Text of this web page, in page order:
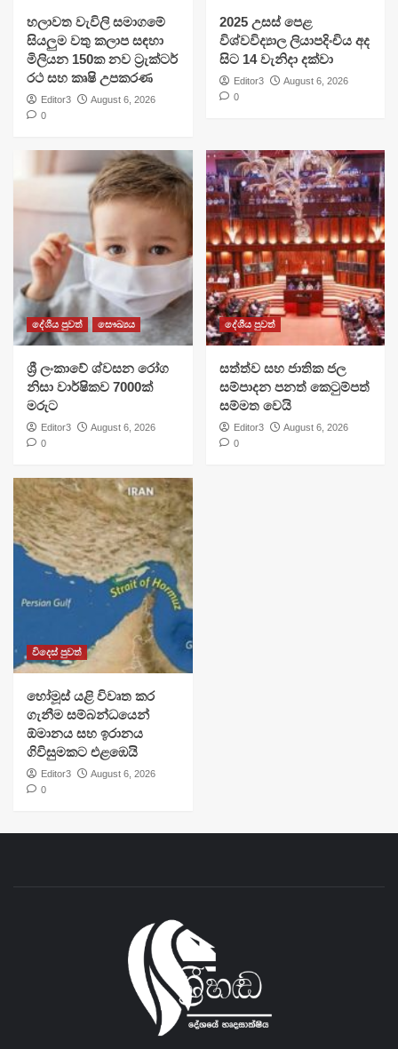
හලාවත වැවිලි සමාගමේ
සියලුම වතු කලාප සඳහා
මිලියන 150ක නව ට්‍රැක්ටර්
රථ සහ කෘෂි උපකරණ
Editor3
August 6, 2026
0
​2025 උසස් පෙළ
විශ්වවිද්‍යාල ලියාපදිංචිය අද
සිට 14 වැනිදා දක්වා
Editor3
August 6, 2026
0
දේශීය පුවත් සෞඛ්‍යය
ශ්‍රී ලංකාවේ ශ්වසන රෝග
නිසා වාර්ෂිකව 7000ක්
මරුට
Editor3
August 6, 2026
0
දේශීය පුවත්
සත්ත්ව සහ ජාතික ජල
සම්පාදන පනත් කෙටුම්පත්
සම්මත වෙයි
Editor3
August 6, 2026
0
විදෙස් පුවත්
හෝමූස් යළි විවෘත කර
ගැනීම සම්බන්ධයෙන්
ඕමානය සහ ඉරානය
ගිවිසුමකට එළඹෙයි
Editor3
August 6, 2026
0